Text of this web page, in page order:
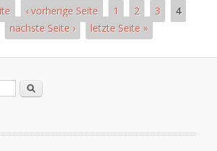
‹ vorherige Seite 1 2 3
4
nächste Seite › letzte Seite »
Search